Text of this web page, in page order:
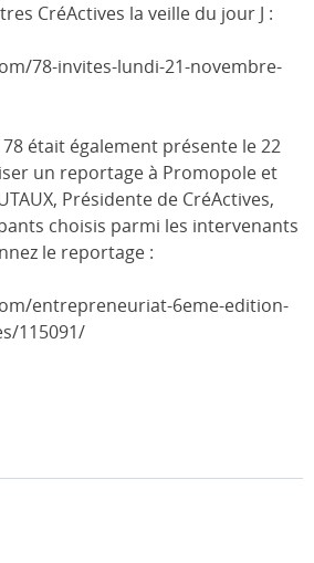
CréActives la veille du jour J :
78-invites-lundi-21-novembre-
78 était également présente le 22
un reportage à Promopole et
Présidente de CréActives,
choisis parmi les intervenants
le reportage :
entrepreneuriat-6eme-edition-
115091/